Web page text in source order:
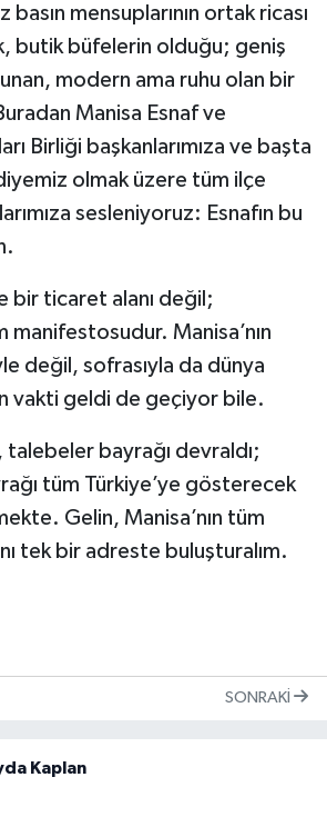
basın mensuplarının ortak ricası
butik büfelerin olduğu; geniş
modern ama ruhu olan bir
Manisa Esnaf ve
Birliği başkanlarımıza ve başta
olmak üzere tüm ilçe
sesleniyoruz: Esnafın bu
bir ticaret alanı değil;
manifestosudur. Manisa’nın
değil, sofrasıyla da dünya
vakti geldi de geçiyor bile.
talebeler bayrağı devraldı;
tüm Türkiye’ye gösterecek
Gelin, Manisa’nın tüm
tek bir adreste buluşturalım.
SONRAKI
Kaplan